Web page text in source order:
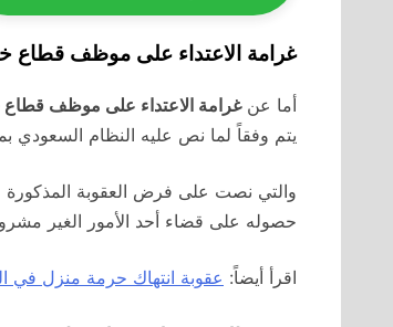
غرامة الاعتداء على موظف قطاع
أما عنغرامة الاعتداء على موظف
يتم وفقاً لما نص عليه النظام السعودي
والتي نصت على فرض العقوبة
حصوله على قضاء أحد الأمور الغير
اقرأ أيضاً: عقوبة انتهاك حرمة منزل في